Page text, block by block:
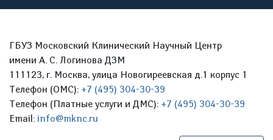
ГБУЗ Московский Клинический Научный Центр
имени А. С. Логинова ДЗМ
111123, г. Москва, улица Новогиреевская д.1 корпус 1
Телефон (ОМС): +7 (495) 304-30-39
Телефон (Платные услуги и ДМС): +7 (495) 304-30-39
Email: info@mknc.ru